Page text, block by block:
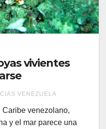
vivientes
VENEZUELA
venezolano,
y el mar parece una